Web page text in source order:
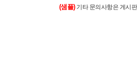
(샘플)기타 문의사항은 게시